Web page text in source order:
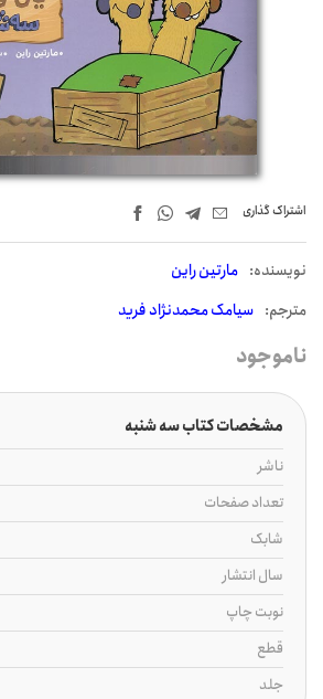
اشتراک‌ گذاری
نويسنده: مارتین راین
مترجم: سیامک محمدنژاد فرید
ناموجود
مشخصات کتاب سه شنبه
ناشر
تعداد صفحات
شابک
سال انتشار
نوبت چاپ
قطع
جلد